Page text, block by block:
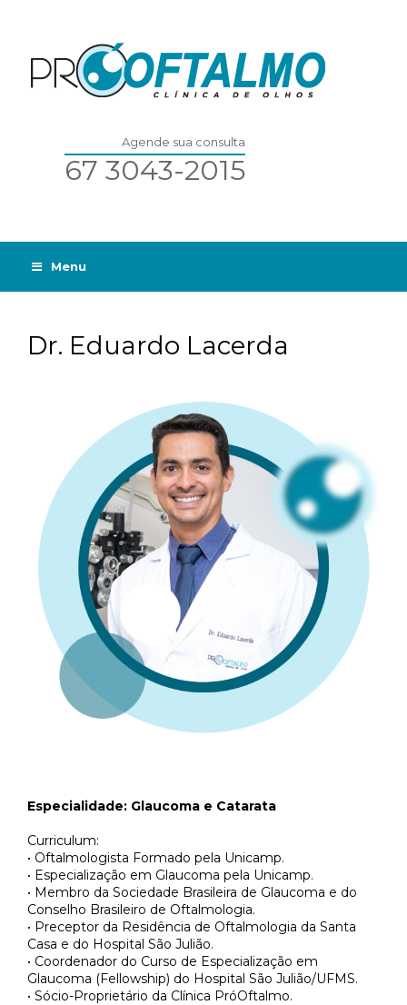
Agende sua consulta
67 3043-2015
Menu
Dr. Eduardo Lacerda
Especialidade: Glaucoma e Catarata
Curriculum:
• Oftalmologista Formado pela Unicamp.
• Especialização em Glaucoma pela Unicamp.
• Membro da Sociedade Brasileira de Glaucoma e do
Conselho Brasileiro de Oftalmologia.
• Preceptor da Residência de Oftalmologia da Santa
Casa e do Hospital São Julião.
• Coordenador do Curso de Especialização em
Glaucoma (Fellowship) do Hospital São Julião/UFMS.
• Sócio-Proprietário da Clínica PróOftalmo.